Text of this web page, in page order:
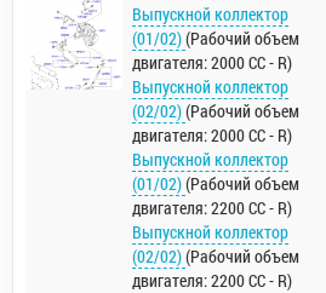
Выпускной коллектор
(01/02)(Рабочий объем
двигателя: 2000 CC - R)
Выпускной коллектор
(02/02)(Рабочий объем
двигателя: 2000 CC - R)
Выпускной коллектор
(01/02)(Рабочий объем
двигателя: 2200 CC - R)
Выпускной коллектор
(02/02)(Рабочий объем
двигателя: 2200 CC - R)